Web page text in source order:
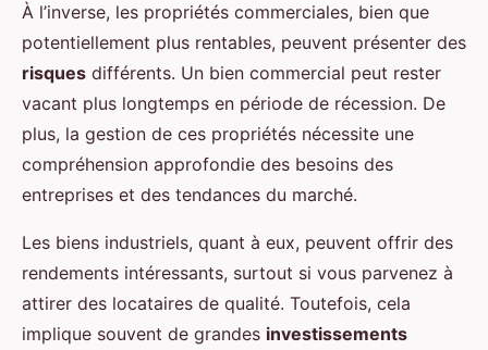
À l’inverse, les propriétés commerciales, bien que
potentiellement plus rentables, peuvent présenter des
risques différents. Un bien commercial peut rester
vacant plus longtemps en période de récession. De
plus, la gestion de ces propriétés nécessite une
compréhension approfondie des besoins des
entreprises et des tendances du marché.
Les biens industriels, quant à eux, peuvent offrir des
rendements intéressants, surtout si vous parvenez à
attirer des locataires de qualité. Toutefois, cela
implique souvent de grandes investissements